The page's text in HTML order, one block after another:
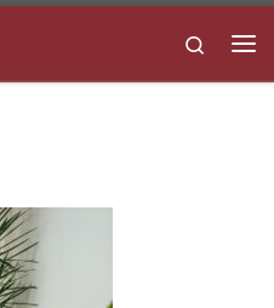
Search